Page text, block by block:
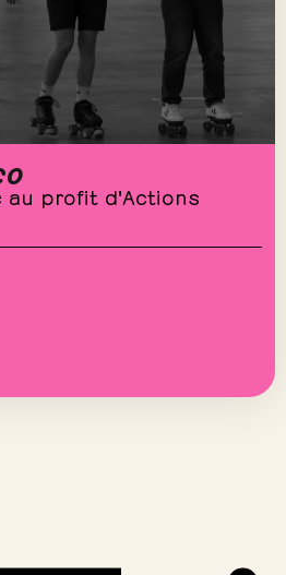
au profit d'Actions